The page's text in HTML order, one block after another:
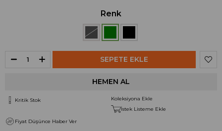
Renk
Kritik Stok
Koleksiyona Ekle
İstek Listeme Ekle
Fiyat Düşünce Haber Ver